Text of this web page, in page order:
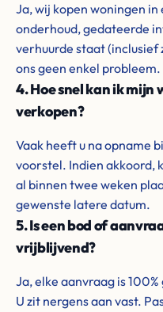
Ja, wij kopen woningen
onderhoud, gedateerde
verhuurde staat
ons geen enkel probleem.
4. Hoe snel kan ik mijn
verkopen?
Vaak heeft u na opname
voorstel. Indien akkoord,
al binnen twee weken
gewenste latere datum.
5. Is een bod of
vrijblijvend?
Ja, elke aanvraag is
U zit nergens aan vast.